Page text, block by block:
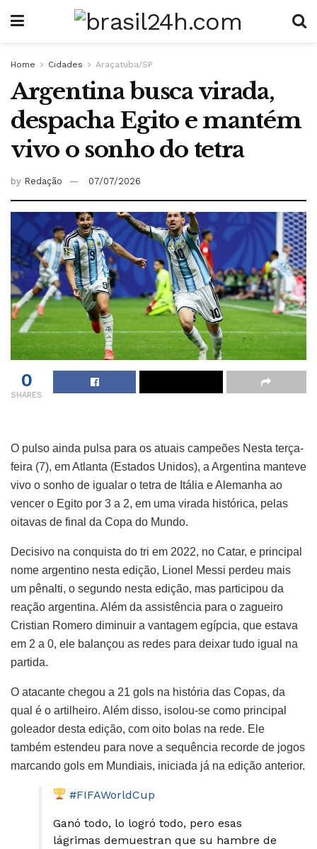
Home Cidades Araçatuba/SP
Argentina busca virada,
despacha Egito e mantém
vivo o sonho do tetra
by Redação 07/07/2026
0
SHARES
O pulso ainda pulsa para os atuais campeões Nesta terça-
feira (7), em Atlanta (Estados Unidos), a Argentina manteve
vivo o sonho de igualar o tetra de Itália e Alemanha ao
vencer o Egito por 3 a 2, em uma virada histórica, pelas
oitavas de final da Copa do Mundo.
Decisivo na conquista do tri em 2022, no Catar, e principal
nome argentino nesta edição, Lionel Messi perdeu mais
um pênalti, o segundo nesta edição, mas participou da
reação argentina. Além da assistência para o zagueiro
Cristian Romero diminuir a vantagem egípcia, que estava
em 2 a 0, ele balançou as redes para deixar tudo igual na
partida.
O atacante chegou a 21 gols na história das Copas, da
qual é o artilheiro. Além disso, isolou-se como principal
goleador desta edição, com oito bolas na rede. Ele
também estendeu para nove a sequência recorde de jogos
marcando gols em Mundiais, iniciada já na edição anterior.
#FIFAWorldCup
Ganó todo, lo logró todo, pero esas
lágrimas demuestran que su hambre de